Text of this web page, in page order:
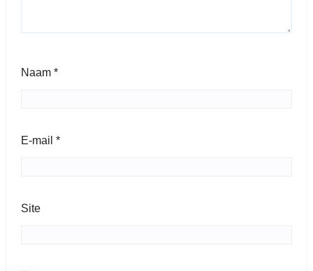
Naam *
E-mail *
Site